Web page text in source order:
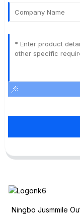
Ningbo Jusmmile